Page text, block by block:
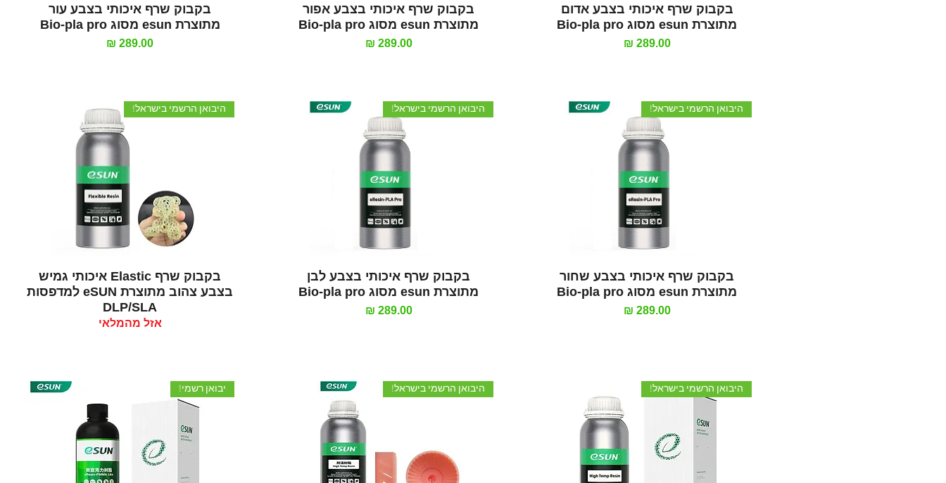
תצוגה מהירה
בקבוק שרף איכותי בצבע אדום
מתוצרת esun מסוג Bio-pla pro
מחיר‏289.00 ‏₪
תצוגה מהירה
בקבוק שרף איכותי בצבע אפור
מתוצרת esun מסוג Bio-pla pro
מחיר‏289.00 ‏₪
תצוגה מהירה
בקבוק שרף איכותי בצבע עור
מתוצרת esun מסוג Bio-pla pro
מחיר
תצוגה מהירה
היבואן הרשמי בישראל!
בקבוק שרף איכותי בצבע שחור
מתוצרת esun מסוג Bio-pla pro
מחיר‏289.00 ‏₪
תצוגה מהירה
היבואן הרשמי בישראל!
בקבוק שרף איכותי בצבע לבן
מתוצרת esun מסוג Bio-pla pro
מחיר‏289.00 ‏₪
תצוגה מהירה
היבואן הרשמי בישראל!
בקבוק שרף Elastic איכותי גמיש
בצבע צהוב מתוצרת eSUN למדפסות
DLP/SLA
אזל מהמלאי
היבואן הרשמי בישראל! היבואן הרשמי בישראל! יבואן רשמי!